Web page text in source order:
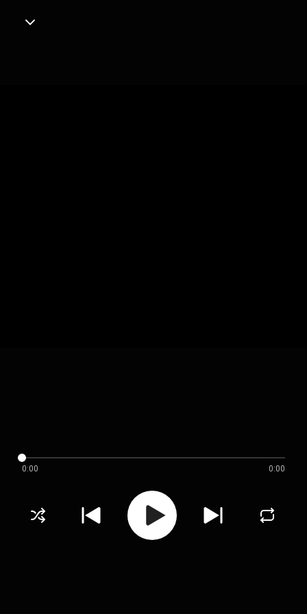
0:00 0:00